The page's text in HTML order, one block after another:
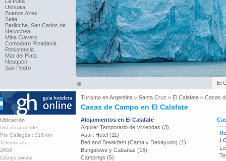
Ushuaia
Buenos Aires
Salta
Bariloche, San Carlos de
Necochea
Mina Clavero
Comodoro Rivadavia
Resistencia
Mar del Plata
Neuquen
San Pedro
El
Turismo enArgentina > Santa Cruz > El Calafate > Casas
Casas de Campo en El Calafate
Ubicación
Distancia desde:
Río Gallegos : 316 km
Telediscado:
2902
Código postal:
Alojamientos en El Calafate
Alquiler Temporario de Viviendas (3)
Apart Hotel (11)
Bed and Breakfast (Cama y Desayuno) (1)
Bungalows y Cabañas (16)
Campings (5)